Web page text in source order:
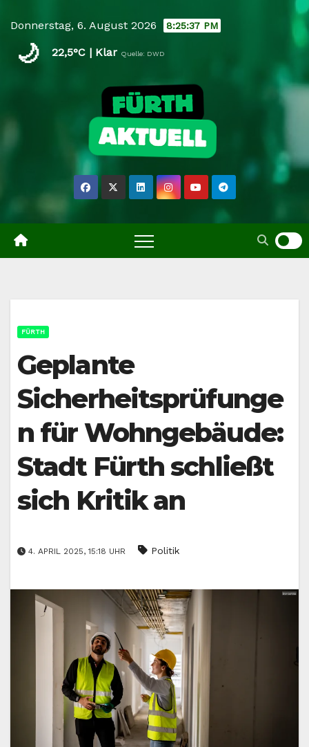
content
Donnerstag, 6. August 2026 8:25:37 PM
🌙 22,5°C | Klar Quelle: DWD
FÜRTH
Geplante
Sicherheitsprüfunge
n für Wohngebäude:
Stadt Fürth schließt
sich Kritik an
4. APRIL 2025, 15:18 UHR Politik